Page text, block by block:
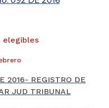
elegibles
2016- REGISTRO DE
JUD TRIBUNAL